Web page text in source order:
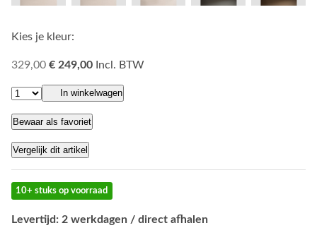
Kies je kleur:
329,00 € 249,00 Incl. BTW
In winkelwagen
Bewaar als favoriet
Vergelijk dit artikel
10+ stuks op voorraad
Levertijd: 2 werkdagen / direct afhalen